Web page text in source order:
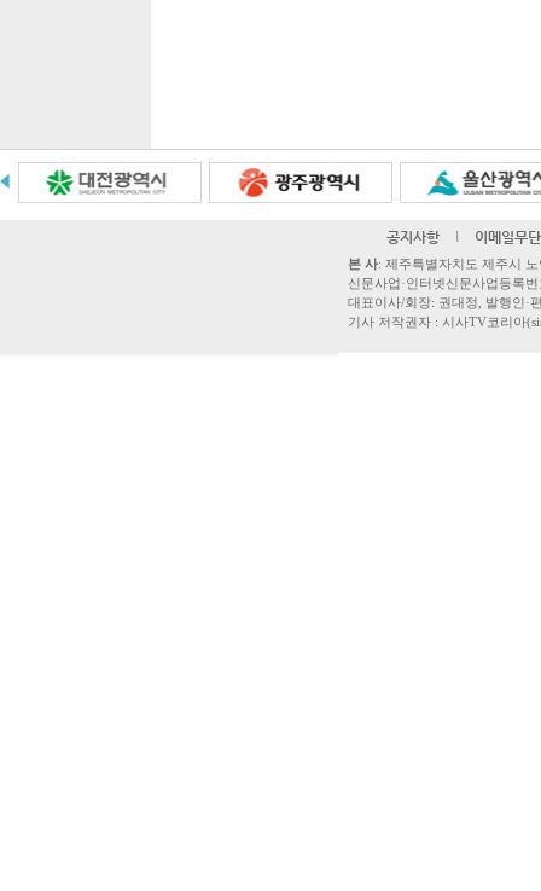
공지사항 l 이메일무
본 사: 제주특별자치도 제주시
신문사업·인터넷신문사업등록
대표이사/회장: 권대정, 발행인·
기사 저작권자 : 시사TV코리아